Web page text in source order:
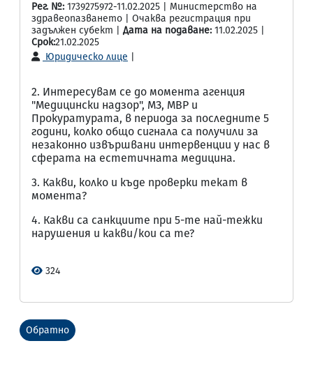
Рег. №: 1739275972-11.02.2025 | Министерство на
здравеопазването | Очаква регистрация при
задължен субект | Дата на подаване: 11.02.2025 |
Срок:21.02.2025
Юридическо лице
2. Интересувам се до момента агенция
"Медицински надзор", МЗ, МВР и
Прокуратурата, в периода за последните 5
години, колко общо сигнала са получили за
незаконно извършвани интервенции у нас в
сферата на естетичната медицина.
3. Какви, колко и къде проверки текат в
момента?
4. Какви са санкциите при 5-те най-тежки
нарушения и какви/кои са те?
324
Обратно